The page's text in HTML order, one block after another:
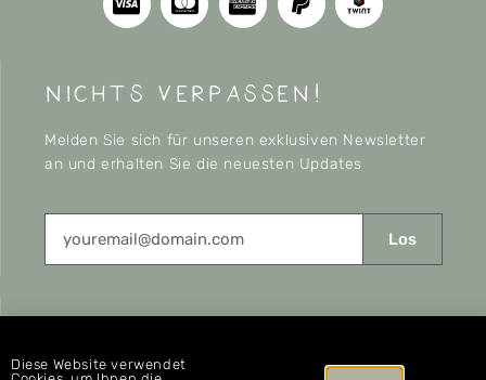
nichts verpassen!
Melden Sie sich für unseren exklusiven Newsletter
an und erhalten Sie die neuesten Updates
Los
CONNECT
Diese Website verwendet